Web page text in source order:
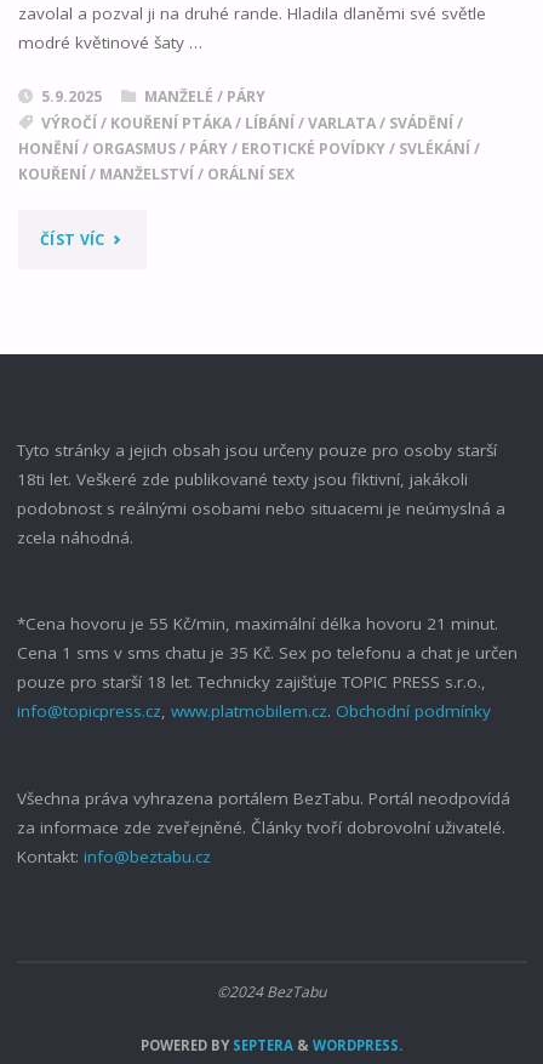
zavolal a pozval ji na druhé rande. Hladila dlaněmi své světle
modré květinové šaty …
5.9.2025
MANŽELÉ / PÁRY
VÝROČÍ / KOUŘENÍ PTÁKA/ LÍBÁNÍ /VARLATA/ SVÁDĚNÍ /
HONĚNÍ / ORGASMUS/ PÁRY/ EROTICKÉ POVÍDKY/ SVLÉKÁNÍ /
KOUŘENÍ / MANŽELSTVÍ / ORÁLNÍ SEX
ČÍST VÍC"ŠŤASTNÉ
Tyto stránky a jejich obsah jsou určeny pouze pro osoby starší
18ti let. Veškeré zde publikované texty jsou fiktivní, jakákoli
podobnost s reálnými osobami nebo situacemi je neúmyslná a
zcela náhodná.
*Cena hovoru je 55 Kč/min, maximální délka hovoru 21 minut.
Cena 1 sms v sms chatu je 35 Kč. Sex po telefonu a chat je určen
pouze pro starší 18 let. Technicky zajišťuje TOPIC PRESS s.r.o.,
info@topicpress.cz, www.platmobilem.cz. Obchodní podmínky
Všechna práva vyhrazena portálem BezTabu. Portál neodpovídá
za informace zde zveřejněné. Články tvoří dobrovolní uživatelé.
Kontakt: info@beztabu.cz
©2024 BezTabu
POWERED BYSEPTERA & WORDPRESS.